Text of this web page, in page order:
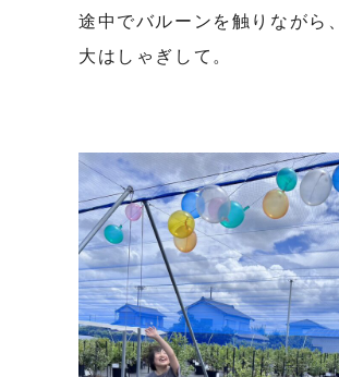
途中でバルーンを触りながら、
大はしゃぎして。